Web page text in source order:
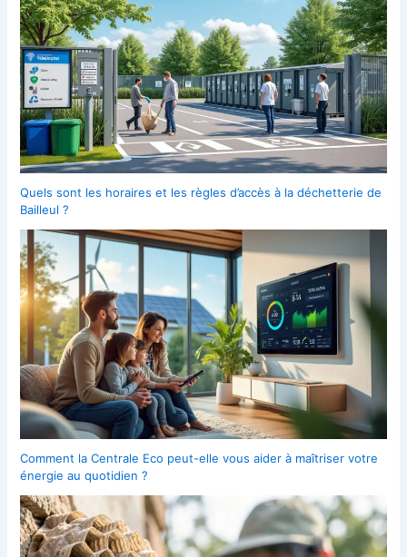
Quels sont les horaires et les règles d’accès à la déchetterie de
Bailleul ?
Comment la Centrale Eco peut-elle vous aider à maîtriser votre
énergie au quotidien ?